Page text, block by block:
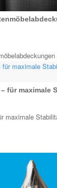
für maximale
maximale